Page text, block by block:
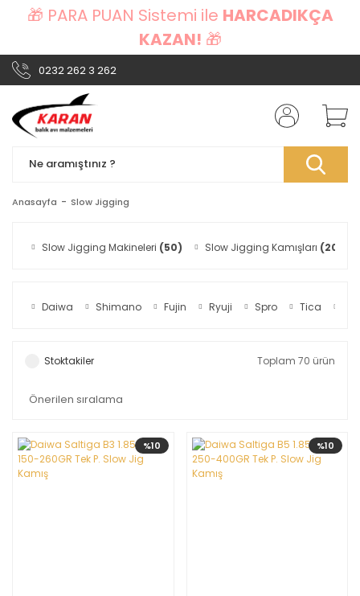
🎁 PARA PUAN Sistemi ile HARCADIKÇA
KAZAN! 🎁
0232 262 3 262
Anasayfa Slow Jigging
Slow Jigging Makineleri (50) Slow Jigging Kamışları (20)
Daiwa Shimano Fujin Ryuji Spro Tica
Stoktakiler Toplam 70 ürün
%10 %10